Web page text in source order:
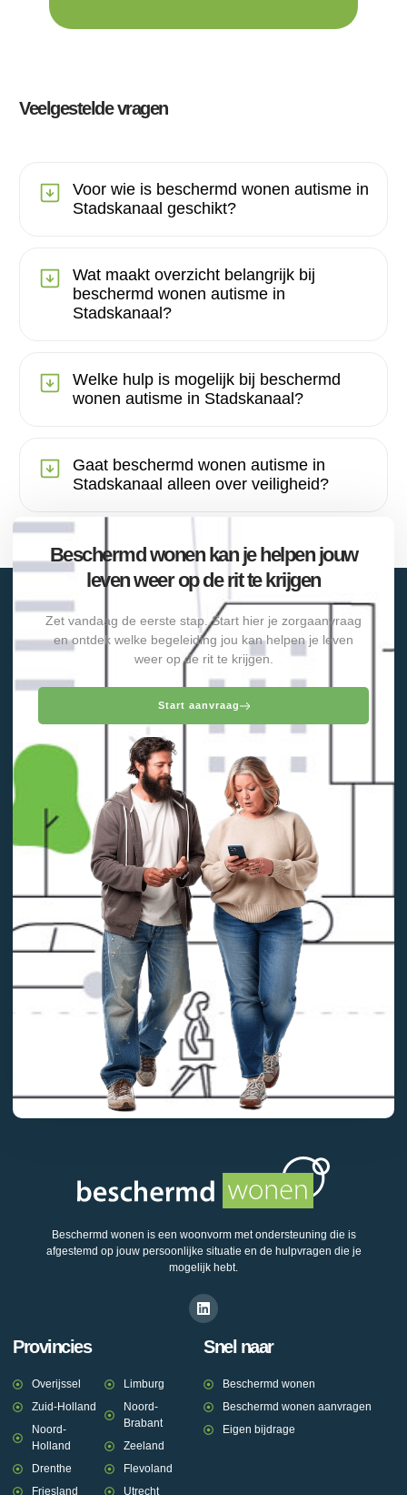
Veelgestelde vragen
Voor wie is beschermd wonen autisme in
Stadskanaal geschikt?
Wat maakt overzicht belangrijk bij
beschermd wonen autisme in
Stadskanaal?
Welke hulp is mogelijk bij beschermd
wonen autisme in Stadskanaal?
Gaat beschermd wonen autisme in
Stadskanaal alleen over veiligheid?
Beschermd wonen kan je helpen jouw
leven weer op de rit te krijgen
Zet vandaag de eerste stap. Start hier je zorgaanvraag
en ontdek welke begeleiding jou kan helpen je leven
weer op de rit te krijgen.
Start aanvraag
Beschermd wonen is een woonvorm met ondersteuning die is
afgestemd op jouw persoonlijke situatie en de hulpvragen die je
mogelijk hebt.
Provincies
Overijssel
Zuid-Holland
Noord-
Holland
Drenthe
Friesland
Limburg
Noord-
Brabant
Zeeland
Flevoland
Utrecht
Snel naar
Beschermd wonen
Beschermd wonen aanvragen
Eigen bijdrage